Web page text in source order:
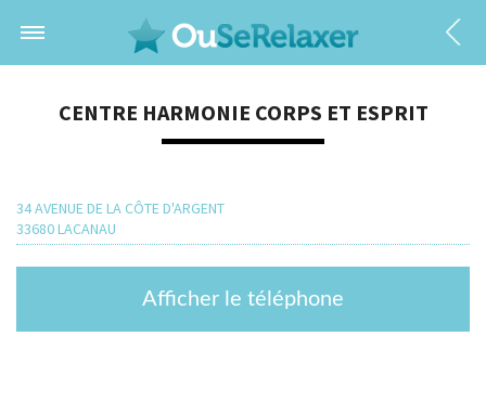
CENTRE HARMONIE CORPS ET ESPRIT
34 AVENUE DE LA CÔTE D'ARGENT
33680 LACANAU
Afficher le téléphone